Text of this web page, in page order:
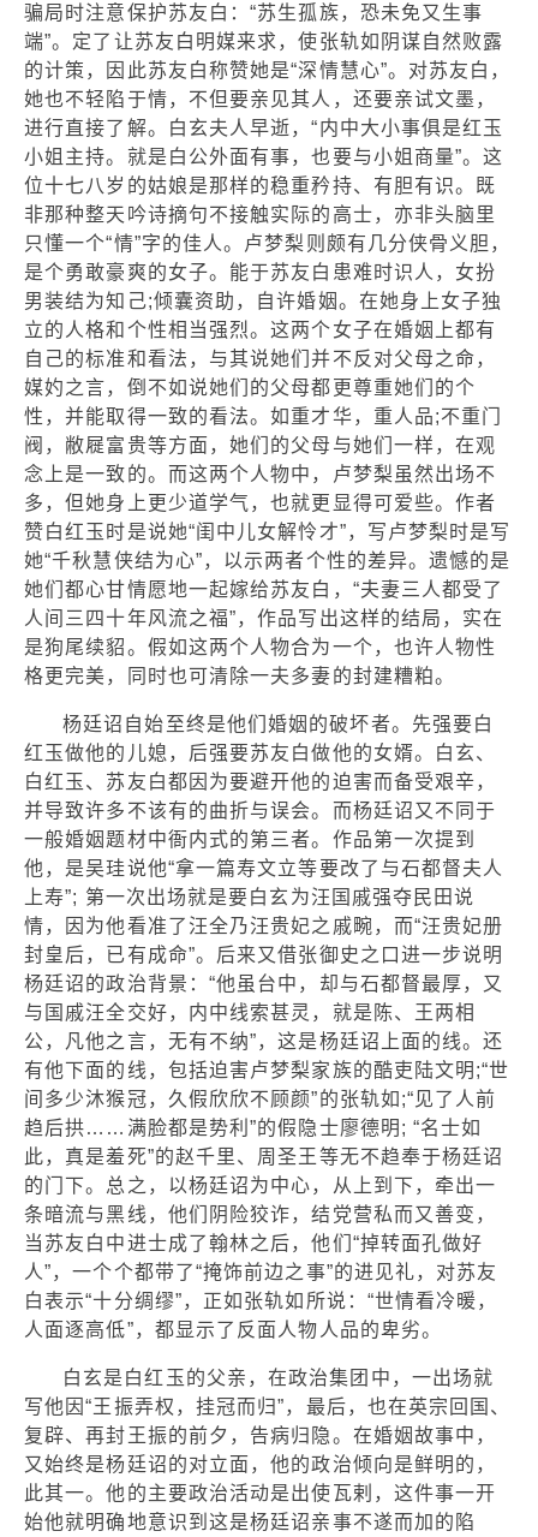
骗局时注意保护苏友白：“苏生孤族，恐未免又生事
端”。定了让苏友白明媒来求，使张轨如阴谋自然败露
的计策，因此苏友白称赞她是“深情慧心”。对苏友白，
她也不轻陷于情，不但要亲见其人，还要亲试文墨，
进行直接了解。白玄夫人早逝，“内中大小事俱是红玉
小姐主持。就是白公外面有事，也要与小姐商量”。这
位十七八岁的姑娘是那样的稳重矜持、有胆有识。既
非那种整天吟诗摘句不接触实际的高士，亦非头脑里
只懂一个“情”字的佳人。卢梦梨则颇有几分侠骨义胆，
是个勇敢豪爽的女子。能于苏友白患难时识人，女扮
男装结为知己;倾囊资助，自许婚姻。在她身上女子独
立的人格和个性相当强烈。这两个女子在婚姻上都有
自己的标准和看法，与其说她们并不反对父母之命，
媒妁之言，倒不如说她们的父母都更尊重她们的个
性，并能取得一致的看法。如重才华，重人品;不重门
阀，敝屣富贵等方面，她们的父母与她们一样，在观
念上是一致的。而这两个人物中，卢梦梨虽然出场不
多，但她身上更少道学气，也就更显得可爱些。作者
赞白红玉时是说她“闺中儿女解怜才”，写卢梦梨时是写
她“千秋慧侠结为心”，以示两者个性的差异。遗憾的是
她们都心甘情愿地一起嫁给苏友白，“夫妻三人都受了
人间三四十年风流之福”，作品写出这样的结局，实在
是狗尾续貂。假如这两个人物合为一个，也许人物性
格更完美，同时也可清除一夫多妻的封建糟粕。
杨廷诏自始至终是他们婚姻的破坏者。先强要白
红玉做他的儿媳，后强要苏友白做他的女婿。白玄、
白红玉、苏友白都因为要避开他的迫害而备受艰辛，
并导致许多不该有的曲折与误会。而杨廷诏又不同于
一般婚姻题材中衙内式的第三者。作品第一次提到
他，是吴珪说他“拿一篇寿文立等要改了与石都督夫人
上寿”; 第一次出场就是要白玄为汪国戚强夺民田说
情，因为他看准了汪全乃汪贵妃之戚畹，而“汪贵妃册
封皇后，已有成命”。后来又借张御史之口进一步说明
杨廷诏的政治背景：“他虽台中，却与石都督最厚，又
与国戚汪全交好，内中线索甚灵，就是陈、王两相
公，凡他之言，无有不纳”，这是杨廷诏上面的线。还
有他下面的线，包括迫害卢梦梨家族的酷吏陆文明;“世
间多少沐猴冠，久假欣欣不顾颜”的张轨如;“见了人前
趋后拱……满脸都是势利”的假隐士廖德明; “名士如
此，真是羞死”的赵千里、周圣王等无不趋奉于杨廷诏
的门下。总之，以杨廷诏为中心，从上到下，牵出一
条暗流与黑线，他们阴险狡诈，结党营私而又善变，
当苏友白中进士成了翰林之后，他们“掉转面孔做好
人”，一个个都带了“掩饰前边之事”的进见礼，对苏友
白表示“十分绸缪”，正如张轨如所说：“世情看冷暖，
人面逐高低”，都显示了反面人物人品的卑劣。
白玄是白红玉的父亲，在政治集团中，一出场就
写他因“王振弄权，挂冠而归”，最后，也在英宗回国、
复辟、再封王振的前夕，告病归隐。在婚姻故事中，
又始终是杨廷诏的对立面，他的政治倾向是鲜明的，
此其一。他的主要政治活动是出使瓦剌，这件事一开
始他就明确地意识到这是杨廷诏亲事不遂而加的陷